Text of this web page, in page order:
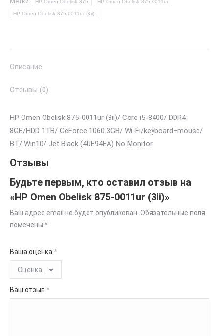
HP Omen Obelisk 875 HP Omen Obelisk 875-0011ur
HP Omen Obelisk 875-0011ur (3ii)
Описание
Отзывы (0)
HP Omen Obelisk 875-0011ur (3ii)/ Core i5-8400/ DDR4
8GB/HDD 1TB/ GeForce 1060 3GB/ Wi-Fi/keyboard+mouse/
BT/ Win10/ Jet Black (4UE94EA) No Monitor
Отзывы
Будьте первым, кто оставил отзыв на
«HP Omen Obelisk 875-0011ur (3ii)»
Ваш адрес email не будет опубликован. Обязательные поля
помечены *
Ваша оценка *
Ваш отзыв *